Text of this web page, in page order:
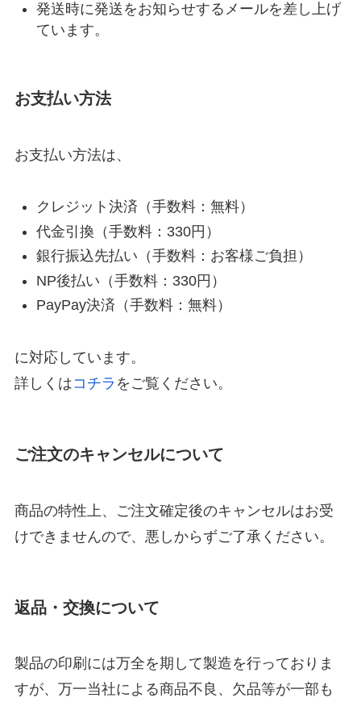
発送時に発送をお知らせするメールを差し上げ
ています。
お支払い方法
お支払い方法は、
クレジット決済（手数料：無料）
代金引換（手数料：330円）
銀行振込先払い（手数料：お客様ご負担）
NP後払い（手数料：330円）
PayPay決済（手数料：無料）
に対応しています。
詳しくはコチラ をご覧ください。
ご注文のキャンセルについて
商品の特性上、ご注文確定後のキャンセルはお受
けできませんので、悪しからずご了承ください。
返品・交換について
製品の印刷には万全を期して製造を行っておりま
すが、万一当社による商品不良、欠品等が一部も